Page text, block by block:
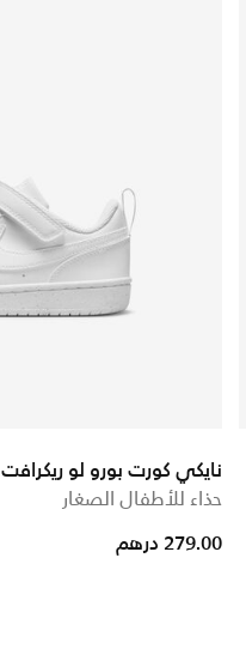
نايكي كورت بورو لو ريكرافت
حذاء للأطفال الصغار
279.00 درهم